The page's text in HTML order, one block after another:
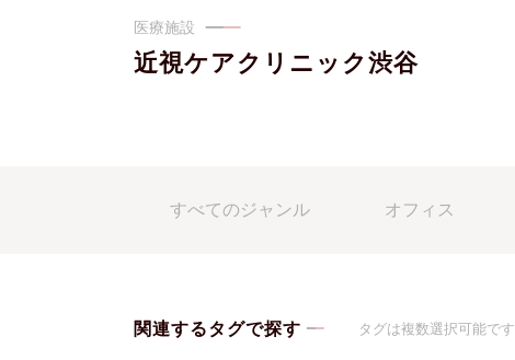
医療施設
近視ケアクリニック渋谷
すべてのジャンル オフィス
関連するタグで探す タグは複数選択可能です